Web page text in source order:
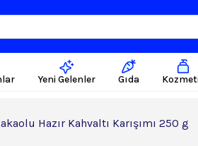
Yeni Gelenler Gıda
Hazır Kahvaltı Karışımı 250 g